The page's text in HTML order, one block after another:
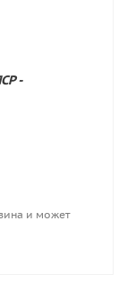
-
и может